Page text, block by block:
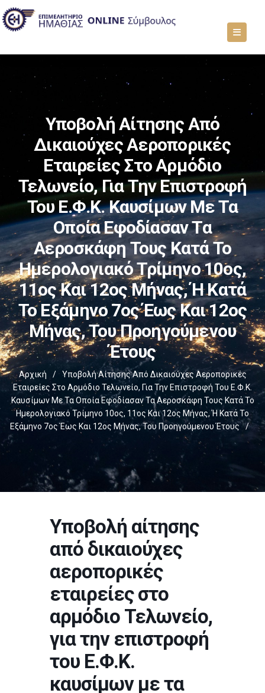
Υποβολή Αίτησης Από
Δικαιούχες Αεροπορικές
Εταιρείες Στο Αρμόδιο
Τελωνείο, Για Την Επιστροφή
Του Ε.Φ.Κ. Καυσίμων Με Τα
Οποία Εφοδίασαν Τα
Αεροσκάφη Τους Κατά Το
Ημερολογιακό Τρίμηνο 10ος,
11ος Και 12ος Μήνας, Ή Κατά
Το Εξάμηνο 7ος Έως Και 12ος
Μήνας, Του Προηγούμενου
Έτους
Αρχική /
Υποβολή Αίτησης Από Δικαιούχες Αεροπορικές
Εταιρείες Στο Αρμόδιο Τελωνείο, Για Την Επιστροφή Του Ε.Φ.Κ.
Καυσίμων Με Τα Οποία Εφοδίασαν Τα Αεροσκάφη Τους Κατά Το
Ημερολογιακό Τρίμηνο 10ος, 11ος Και 12ος Μήνας, Ή Κατά Το
Εξάμηνο 7ος Έως Και 12ος Μήνας, Του Προηγούμενου Έτους
/
Υποβολή αίτησης
από δικαιούχες
αεροπορικές
εταιρείες στο
αρμόδιο Τελωνείο,
για την επιστροφή
του Ε.Φ.Κ.
καυσίμων με τα